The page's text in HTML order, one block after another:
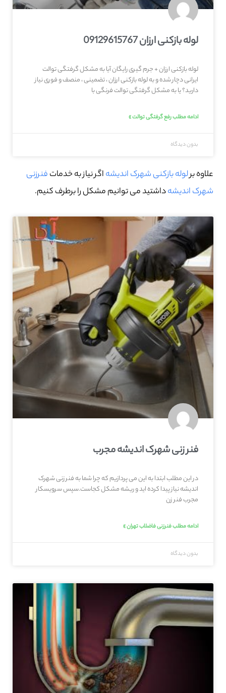
لوله بازکنی ارزان 09129615767
لوله بازکنی ارزان + جرم گیری رایگان آیا به مشکل گرفتگی توالت
ایرانی دچار شده و به لوله بازکنی ارزان ، تضمینی ، منصف و فوری نیاز
دارید؟ یا به مشکل گرفتگی توالت فرنگی با
ادامه مطلب رفع گرفتگی توالت »
بدون دیدگاه
علاوه برلوله بازکنی شهرک اندیشهاگر نیاز به خدماتفنرزنی
شهرک اندیشهداشتید می توانیم مشکل را برطرف کنیم.
فنر زنی شهرک اندیشه مجرب
در این مطلب ابتدا به این می پردازیم که چرا شما به فنر زنی شهرک
اندیشه نیاز پیدا کرده اید و ریشه مشکل کجاست.سپس سرویسکار
مجرب فنر زن
ادامه مطلب فنرزنی فاضلاب تهران »
بدون دیدگاه